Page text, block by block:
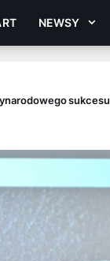
NEWSY
sukcesu